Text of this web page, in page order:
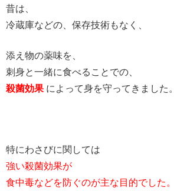
昔は、
冷蔵庫などの、保存技術もなく、
添え物の薬味を、
刺身と一緒に食べることでの、
殺菌効果 によって身を守ってきました。
特にわさびに関しては
強い殺菌効果が
食中毒などを防ぐのが主な目的でした。